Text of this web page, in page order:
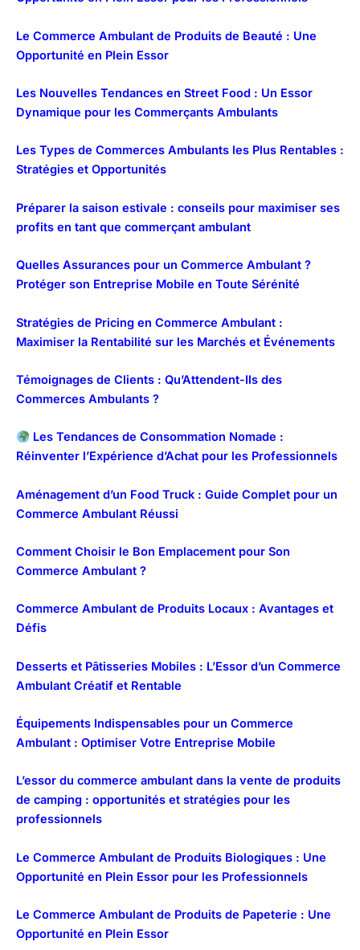
Le Commerce Ambulant de Produits de Beauté : Une
Opportunité en Plein Essor
Les Nouvelles Tendances en Street Food : Un Essor
Dynamique pour les Commerçants Ambulants
Les Types de Commerces Ambulants les Plus Rentables :
Stratégies et Opportunités
Préparer la saison estivale : conseils pour maximiser ses
profits en tant que commerçant ambulant
Quelles Assurances pour un Commerce Ambulant ?
Protéger son Entreprise Mobile en Toute Sérénité
Stratégies de Pricing en Commerce Ambulant :
Maximiser la Rentabilité sur les Marchés et Événements
Témoignages de Clients : Qu’Attendent-Ils des
Commerces Ambulants ?
Les Tendances de Consommation Nomade :
Réinventer l’Expérience d’Achat pour les Professionnels
Aménagement d’un Food Truck : Guide Complet pour un
Commerce Ambulant Réussi
Comment Choisir le Bon Emplacement pour Son
Commerce Ambulant ?
Commerce Ambulant de Produits Locaux : Avantages et
Défis
Desserts et Pâtisseries Mobiles : L’Essor d’un Commerce
Ambulant Créatif et Rentable
Équipements Indispensables pour un Commerce
Ambulant : Optimiser Votre Entreprise Mobile
L’essor du commerce ambulant dans la vente de produits
de camping : opportunités et stratégies pour les
professionnels
Le Commerce Ambulant de Produits Biologiques : Une
Opportunité en Plein Essor pour les Professionnels
Le Commerce Ambulant de Produits de Papeterie : Une
Opportunité en Plein Essor